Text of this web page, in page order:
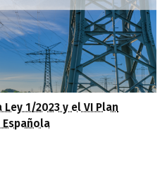
1/2023 y el VI Plan